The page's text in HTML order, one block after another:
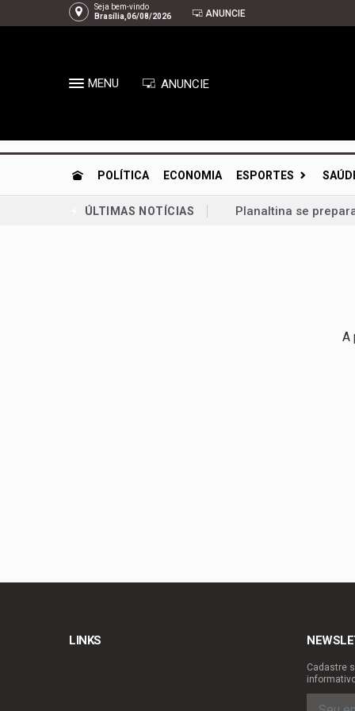
Seja bem-vindo
Brasília,06/08/2026
ANUNCIE
MENU ANUNCIE
POLÍTICA ECONOMIA ESPORTES
ÚLTIMAS NOTÍCIAS
Congresso retoma
Arruda | À espera
Gustavo Rocha
A
LINKS
Cadastre